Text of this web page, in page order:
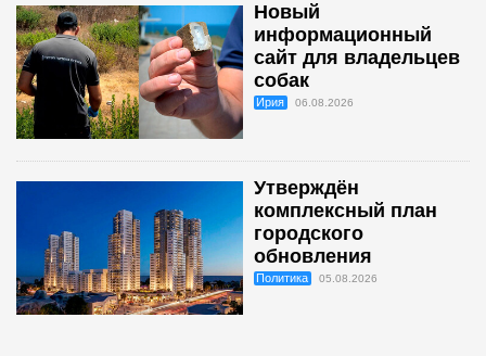
Новый
информационный
сайт для владельцев
собак
Ирия 06.08.2026
Утверждён
комплексный план
городского
обновления
Политика 05.08.2026